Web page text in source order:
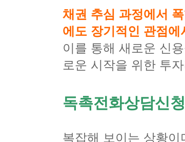
채권 추심 과정에서
에도 장기적인 관점
이를 통해 새로운 신
로운 시작을 위한 투
독촉전화상담신
복잡해 보이는 상황